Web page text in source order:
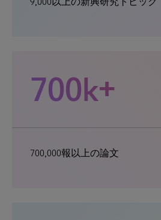
700k+
700,000報以上の論文